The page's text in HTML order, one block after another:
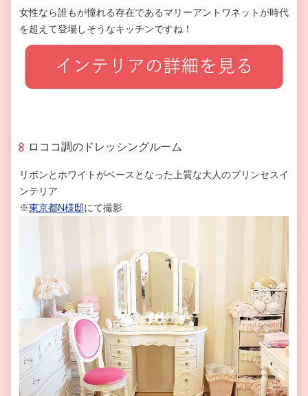
女性なら誰もが憧れる存在であるマリーアントワネットが時代
を超えて登場しそうなキッチンですね！
ロココ調のドレッシングルーム
リボンとホワイトがベースとなった上質な大人のプリンセスイ
ンテリア
※東京都N様邸にて撮影